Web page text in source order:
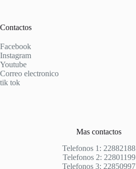
Contactos
Facebook
Instagram
Youtube
Correo electronico
tik tok
Mas contactos
Telefonos 1: 22882188
Telefonos 2: 22801199
Telefonos 3: 22850997